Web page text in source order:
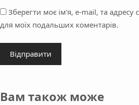
Зберегти моє ім'я, e-mail, та адресу
для моїх подальших коментарів.
Відправити
Вам також може